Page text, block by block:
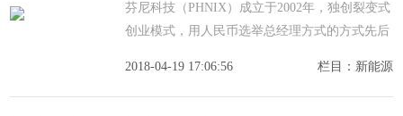
芬尼科技（PHNIX）成立于2002年，独创裂变式
创业模式，用人民币选举总经理方式的方式先后
2010年成立芬尼
2018-04-19 17:06:56 栏目：新能源